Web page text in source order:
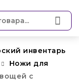
инвентарь
Ножи для
с